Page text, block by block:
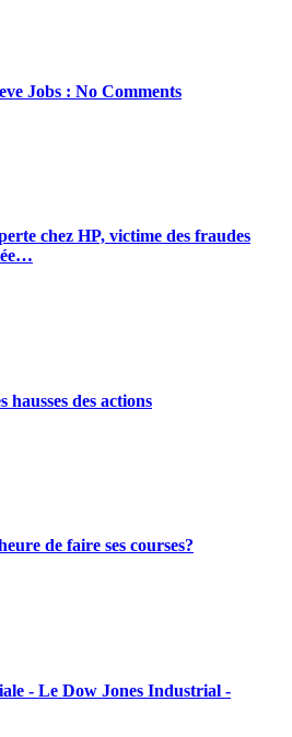
Jobs : No Comments
chez HP, victime des fraudes
hausses des actions
de faire ses courses?
- Le Dow Jones Industrial -